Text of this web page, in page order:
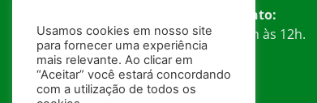
Horário de Atendimento:
Segunda à Sexta: das 7h às 12h.
Telefone:
(67) 99239-3484
Usamos cookies em nosso site
para fornecer uma experiência
mais relevante. Ao clicar em
“Aceitar” você estará concordando
com a utilização de todos os